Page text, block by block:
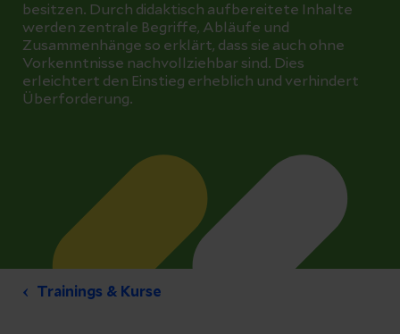
besitzen. Durch didaktisch aufbereitete Inhalte
werden zentrale Begriffe, Abläufe und
Zusammenhänge so erklärt, dass sie auch ohne
Vorkenntnisse nachvollziehbar sind. Dies
erleichtert den Einstieg erheblich und verhindert
Überforderung.
Trainings & Kurse